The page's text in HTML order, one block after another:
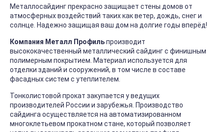
Металлосайдинг прекрасно защищает стены домов от
атмосферных воздействий таких как ветер, дождь, снег и
солнце. Надежно защищая ваш дом на долгие годы вперёд!
Компания Металл Профильпроизводит
высококачественный металлический сайдинг с финишным
полимерным покрытием. Материал используется для
отделки зданий и сооружений, в том числе в составе
фасадных систем с утеплителем.
Тонколистовой прокат закупается у ведущих
производителей России и зарубежья. Производство
сайдинга осуществляется на автоматизированном
многоклетьевом прокатном стане, который позволяет